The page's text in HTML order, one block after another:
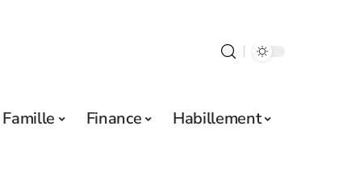
Famille Finance
Habillement